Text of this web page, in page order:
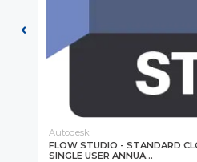
Autodesk
FLOW STUDIO - STANDARD
SINGLE USER ANNUA...